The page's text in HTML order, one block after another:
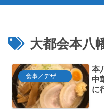
大都会本八
食事／デザート
本
中
に